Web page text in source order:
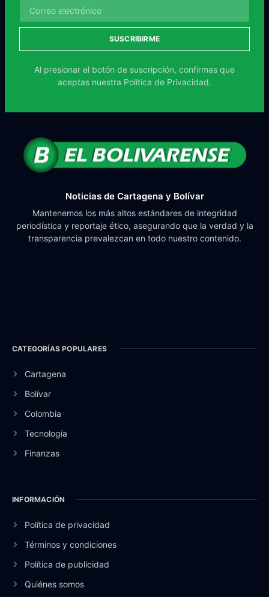
SUSCRIBIRME
Al presionar el botón de suscripción, confirmas que
aceptas nuestra Política de Privacidad.
Noticias de Cartagena y Bolívar
Mantenemos los más altos estándares de integridad
periodística y reportaje ético, asegurando que la verdad y la
transparencia prevalezcan en todo nuestro contenido.
CATEGORÍAS POPULARES
Cartagena
Bolívar
Colombia
Tecnología
Finanzas
INFORMACIÓN
Política de privacidad
Términos y condiciones
Política de publicidad
Quiénes somos